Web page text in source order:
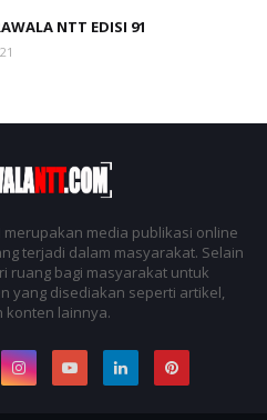
NTT EDISI 91
merupakan media publikasi online
terjadi dalam masyarakat. Selain
ruang bagi masyarakat untuk
yang disediakan seperti artikel,
konten lainnya.